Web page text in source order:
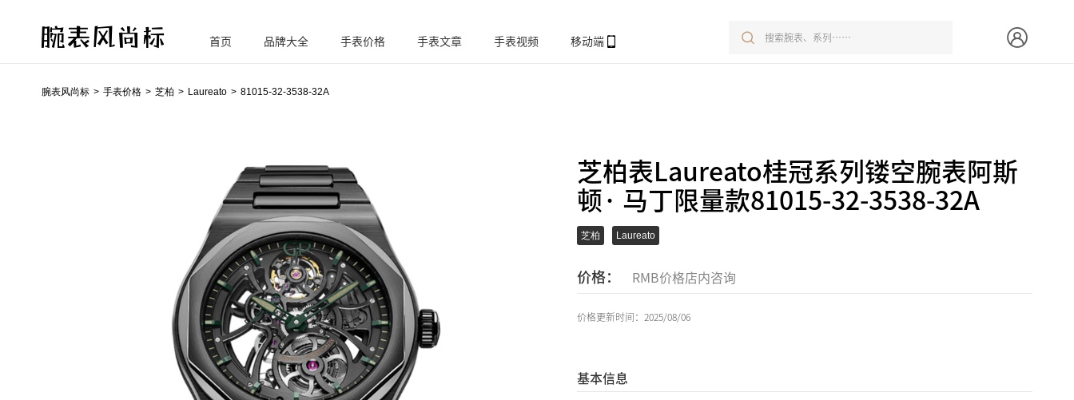
腕
首页 品牌大全 手表价格 手表文章 手表视频 移动端
腕表风尚标 手表价格 芝柏 Laureato 81015-32-3538-32A
芝柏表Laureato桂冠系列镂空腕表阿斯
顿· 马丁限量款81015-32-3538-32A
芝柏 Laureato
价格： RMB价格店内咨询
价格更新时间：2025/08/06
基本信息